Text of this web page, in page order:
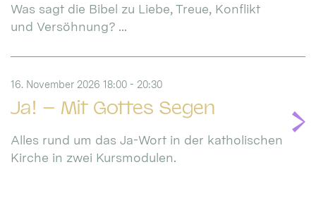
Was sagt die Bibel zu Liebe, Treue, Konflikt
und Versöhnung? ...
Ja! – Mit Gottes Segen
16. November 2026 18:00 - 20:30
Alles rund um das Ja-Wort in der katholischen
Kirche in zwei Kursmodulen.